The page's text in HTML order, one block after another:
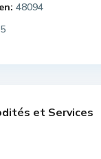
48094
5
et Services